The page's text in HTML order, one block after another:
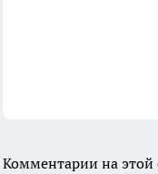
Комментарии на